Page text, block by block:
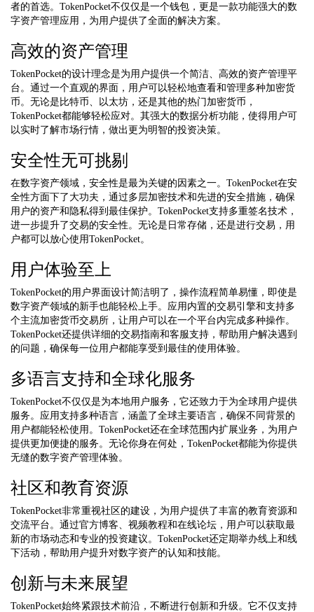
者的首选。TokenPocket不仅仅是一个钱包，更是一款功能强大的数
字资产管理应用，为用户提供了全面的解决方案。
高效的资产管理
TokenPocket的设计理念是为用户提供一个简洁、高效的资产管理平
台。通过一个直观的界面，用户可以轻松地查看和管理多种加密货
币。无论是比特币、以太坊，还是其他的热门加密货币，
TokenPocket都能够轻松应对。其强大的数据分析功能，使得用户可
以实时了解市场行情，做出更为明智的投资决策。
安全性无可挑剔
在数字资产领域，安全性是最为关键的因素之一。TokenPocket在安
全性方面下了大功夫，通过多层加密技术和先进的安全措施，确保
用户的资产和隐私得到最佳保护。TokenPocket支持多重签名技术，
进一步提升了交易的安全性。无论是日常存储，还是进行交易，用
户都可以放心使用TokenPocket。
用户体验至上
TokenPocket的用户界面设计简洁明了，操作流程简单易懂，即使是
数字资产领域的新手也能轻松上手。应用内置的交易引擎和支持多
个主流加密货币交易所，让用户可以在一个平台内完成多种操作。
TokenPocket还提供详细的交易指南和客服支持，帮助用户解决遇到
的问题，确保每一位用户都能享受到最佳的使用体验。
多语言支持和全球化服务
TokenPocket不仅仅是为本地用户服务，它还致力于为全球用户提供
服务。应用支持多种语言，涵盖了全球主要语言，确保不同背景的
用户都能轻松使用。TokenPocket还在全球范围内扩展业务，为用户
提供更加便捷的服务。无论你身在何处，TokenPocket都能为你提供
无缝的数字资产管理体验。
社区和教育资源
TokenPocket非常重视社区的建设，为用户提供了丰富的教育资源和
交流平台。通过官方博客、视频教程和在线论坛，用户可以获取最
新的市场动态和专业的投资建议。TokenPocket还定期举办线上和线
下活动，帮助用户提升对数字资产的认知和技能。
创新与未来展望
TokenPocket始终紧跟技术前沿，不断进行创新和升级。它不仅支持